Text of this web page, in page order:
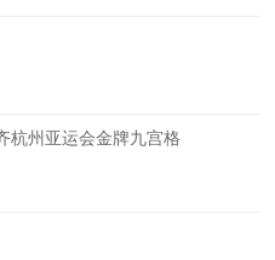
杭州亚运会金牌九宫格